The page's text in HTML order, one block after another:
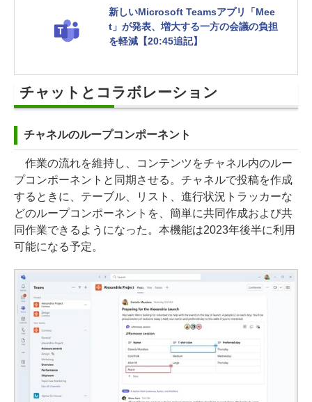
新しいMicrosoft Teamsアプリ「Mee
t」が発表、増大する一方の会議の負担
を軽減【20:45追記】
チャットとコラボレーション
チャネルのループコンポーネント
作業の流れを維持し、コンテンツをチャネル内のルー
プコンポーネントと同期させる。チャネルで投稿を作成
するときに、テーブル、リスト、進行状況トラッカーな
どのループコンポーネントを、簡単に共同作成および共
同作業できるようになった。本機能は2023年後半に利用
可能になる予定。